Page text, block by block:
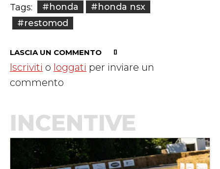
Tags: #honda
#honda nsx
#restomod
LASCIA UN COMMENTO
Iscriviti o loggati per inviare un
commento
INCENTIVE